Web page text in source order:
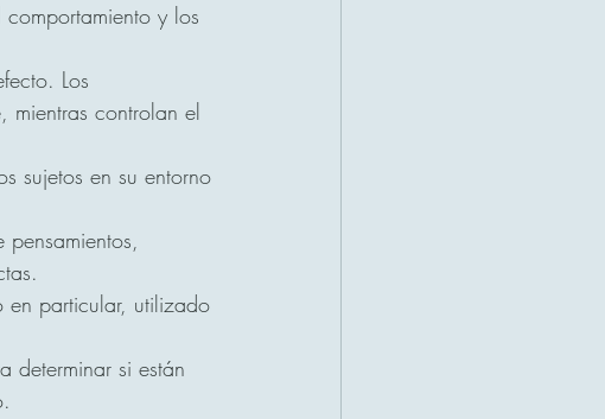
y los
Los
mientras controlan el
sujetos en su entorno
pensamientos,
en particular, utilizado
determinar si están